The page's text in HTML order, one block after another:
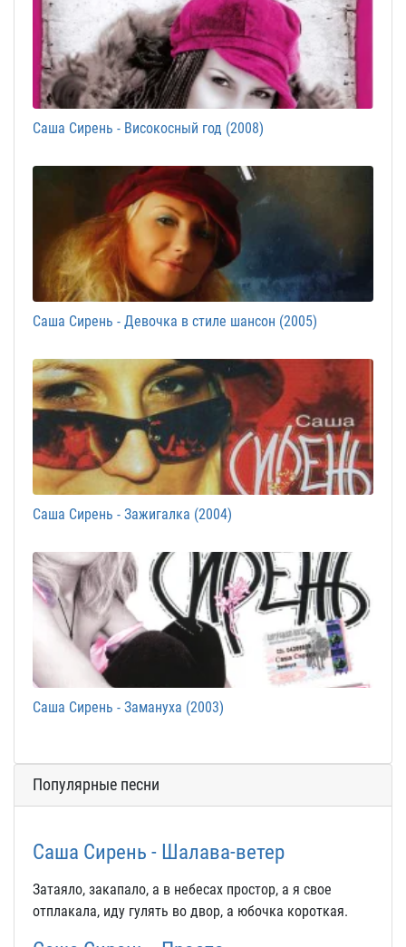
Саша Сирень - Високосный год (2008)
Саша Сирень - Девочка в стиле шансон (2005)
Саша Сирень - Зажигалка (2004)
Саша Сирень - Замануха (2003)
Популярные песни
Саша Сирень - Шалава-ветер
Затаяло, закапало, а в небесах простор, а я свое
отплакала, иду гулять во двор, а юбочка короткая.